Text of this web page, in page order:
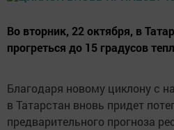
Во вторник, 22 октября, в
прогреться до 15 градусов
Благодаря новому циклону с
в Татарстан вновь придет
предварительного прогноза